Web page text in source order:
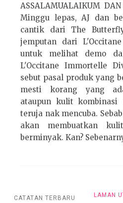
ASSALAMUALAIKUM
Minggu lepas, AJ dan
cantik dari The
jemputan dari
untuk melihat demo
L'Occitane Immortelle
sebut pasal produk yang
mesti korang yang
ataupun kulit kombinasi
teruja nak mencuba.
akan membuatkan
berminyak. Kan?
CATATAN TERBARU LAMAN